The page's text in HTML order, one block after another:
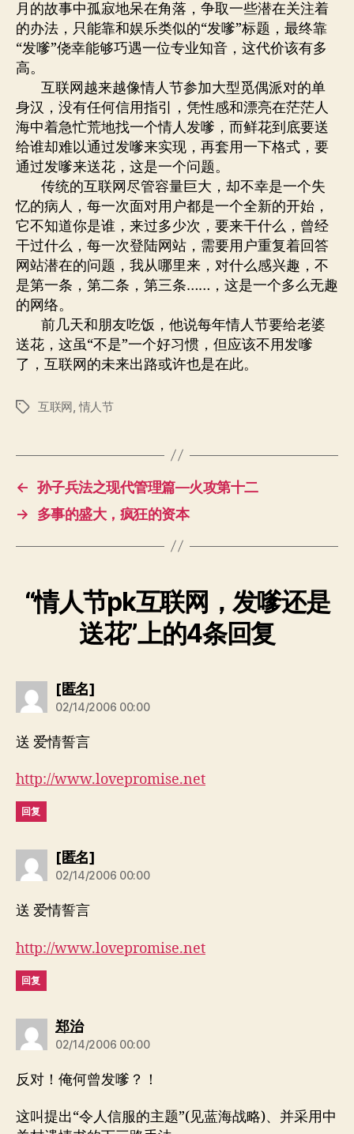
月的故事中孤寂地呆在角落，争取一些潜在关注着
的办法，只能靠和娱乐类似的“发嗲”标题，最终靠
“发嗲”侥幸能够巧遇一位专业知音，这代价该有多
高。
互联网越来越像情人节参加大型觅偶派对的单
身汉，没有任何信用指引，凭性感和漂亮在茫茫人
海中着急忙荒地找一个情人发嗲，而鲜花到底要送
给谁却难以通过发嗲来实现，再套用一下格式，要
通过发嗲来送花，这是一个问题。
传统的互联网尽管容量巨大，却不幸是一个失
忆的病人，每一次面对用户都是一个全新的开始，
它不知道你是谁，来过多少次，要来干什么，曾经
干过什么，每一次登陆网站，需要用户重复着回答
网站潜在的问题，我从哪里来，对什么感兴趣，不
是第一条，第二条，第三条……，这是一个多么无趣
的网络。
前几天和朋友吃饭，他说每年情人节要给老婆
送花，这虽“不是”一个好习惯，但应该不用发嗲
了，互联网的未来出路或许也是在此。
标
互联网 ,情人节
← 孙子兵法之现代管理篇—火攻第十二
→
多事的盛大，疯狂的资本
“情人节pk互联网，发嗲还是
送花”上的4条回复
[匿名]
02/14/2006 00:00
送 爱情誓言
http://www.lovepromise.net
回复
[匿名]
02/14/2006 00:00
送 爱情誓言
http://www.lovepromise.net
回复
郑治说：
02/14/2006 00:00
反对！俺何曾发嗲？！
这叫提出“令人信服的主题”(见蓝海战略)、并采用中